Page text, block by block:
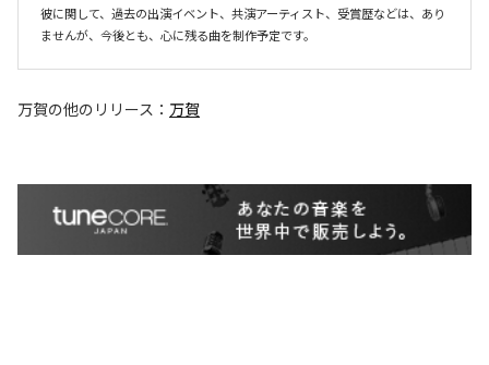
彼に関して、過去の出演イベント、共演アーティスト、受賞歴などは、あり
ませんが、今後とも、心に残る曲を制作予定です。
万賀の他のリリース： 万賀